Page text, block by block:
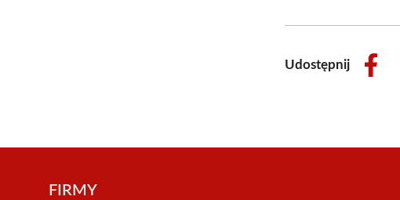
Udostępnij
Share
FIRMY